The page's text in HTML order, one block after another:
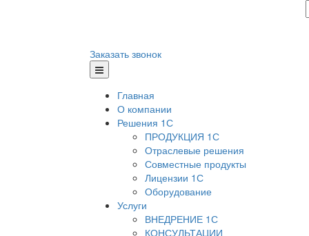
Заказать звонок
Главная
О компании
Решения 1С
ПРОДУКЦИЯ 1С
Отраслевые решения
Совместные продукты
Лицензии 1С
Оборудование
Услуги
ВНЕДРЕНИЕ 1С
КОНСУЛЬТАЦИИ